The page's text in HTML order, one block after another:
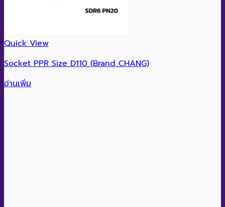
Quick View
Socket PPR Size D110 (Brand CHANG)
อ่านเพิ่ม